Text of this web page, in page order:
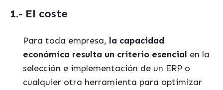
1.- El coste
Para toda empresa, la capacidad
económica resulta un criterio esencial en la
selección e implementación de un ERP o
cualquier otra herramienta para optimizar